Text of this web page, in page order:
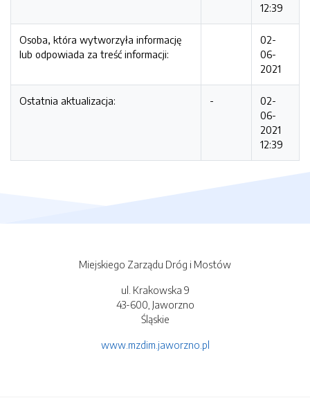
12:39
Osoba, która wytworzyła informację
lub odpowiada za treść informacji:
02-
06-
2021
Ostatnia aktualizacja: -
02-
06-
2021
12:39
Miejskiego Zarządu Dróg i Mostów
ul. Krakowska 9
43-600, Jaworzno
Śląskie
www.mzdim.jaworzno.pl